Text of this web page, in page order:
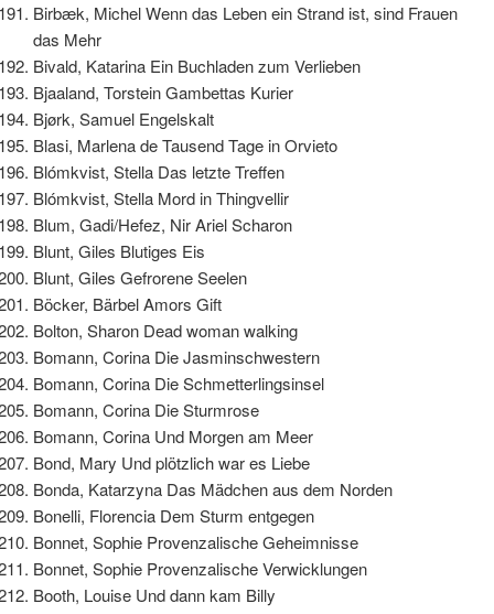
Birbæk, Michel Wenn das Leben ein Strand ist, sind Frauen
das Mehr
Bivald, Katarina Ein Buchladen zum Verlieben
Bjaaland, Torstein Gambettas Kurier
Bjørk, Samuel Engelskalt
Blasi, Marlena de Tausend Tage in Orvieto
Blómkvist, Stella Das letzte Treffen
Blómkvist, Stella Mord in Thingvellir
Blum, Gadi/Hefez, Nir Ariel Scharon
Blunt, Giles Blutiges Eis
Blunt, Giles Gefrorene Seelen
Böcker, Bärbel Amors Gift
Bolton, Sharon Dead woman walking
Bomann, Corina Die Jasminschwestern
Bomann, Corina Die Schmetterlingsinsel
Bomann, Corina Die Sturmrose
Bomann, Corina Und Morgen am Meer
Bond, Mary Und plötzlich war es Liebe
Bonda, Katarzyna Das Mädchen aus dem Norden
Bonelli, Florencia Dem Sturm entgegen
Bonnet, Sophie Provenzalische Geheimnisse
Bonnet, Sophie Provenzalische Verwicklungen
Booth, Louise Und dann kam Billy